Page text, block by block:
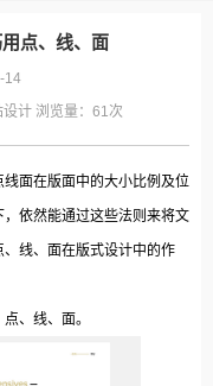
点、线、面
14
设计 浏览量： 61次
面在版面中的大小比例及位
依然能通过这些法则来将文
线、面在版式设计中的作
、线、面。